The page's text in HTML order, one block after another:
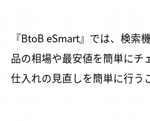
『BtoB eSmart』では、検索
品の相場や最安値を簡単にチ
仕入れの見直しを簡単に行う